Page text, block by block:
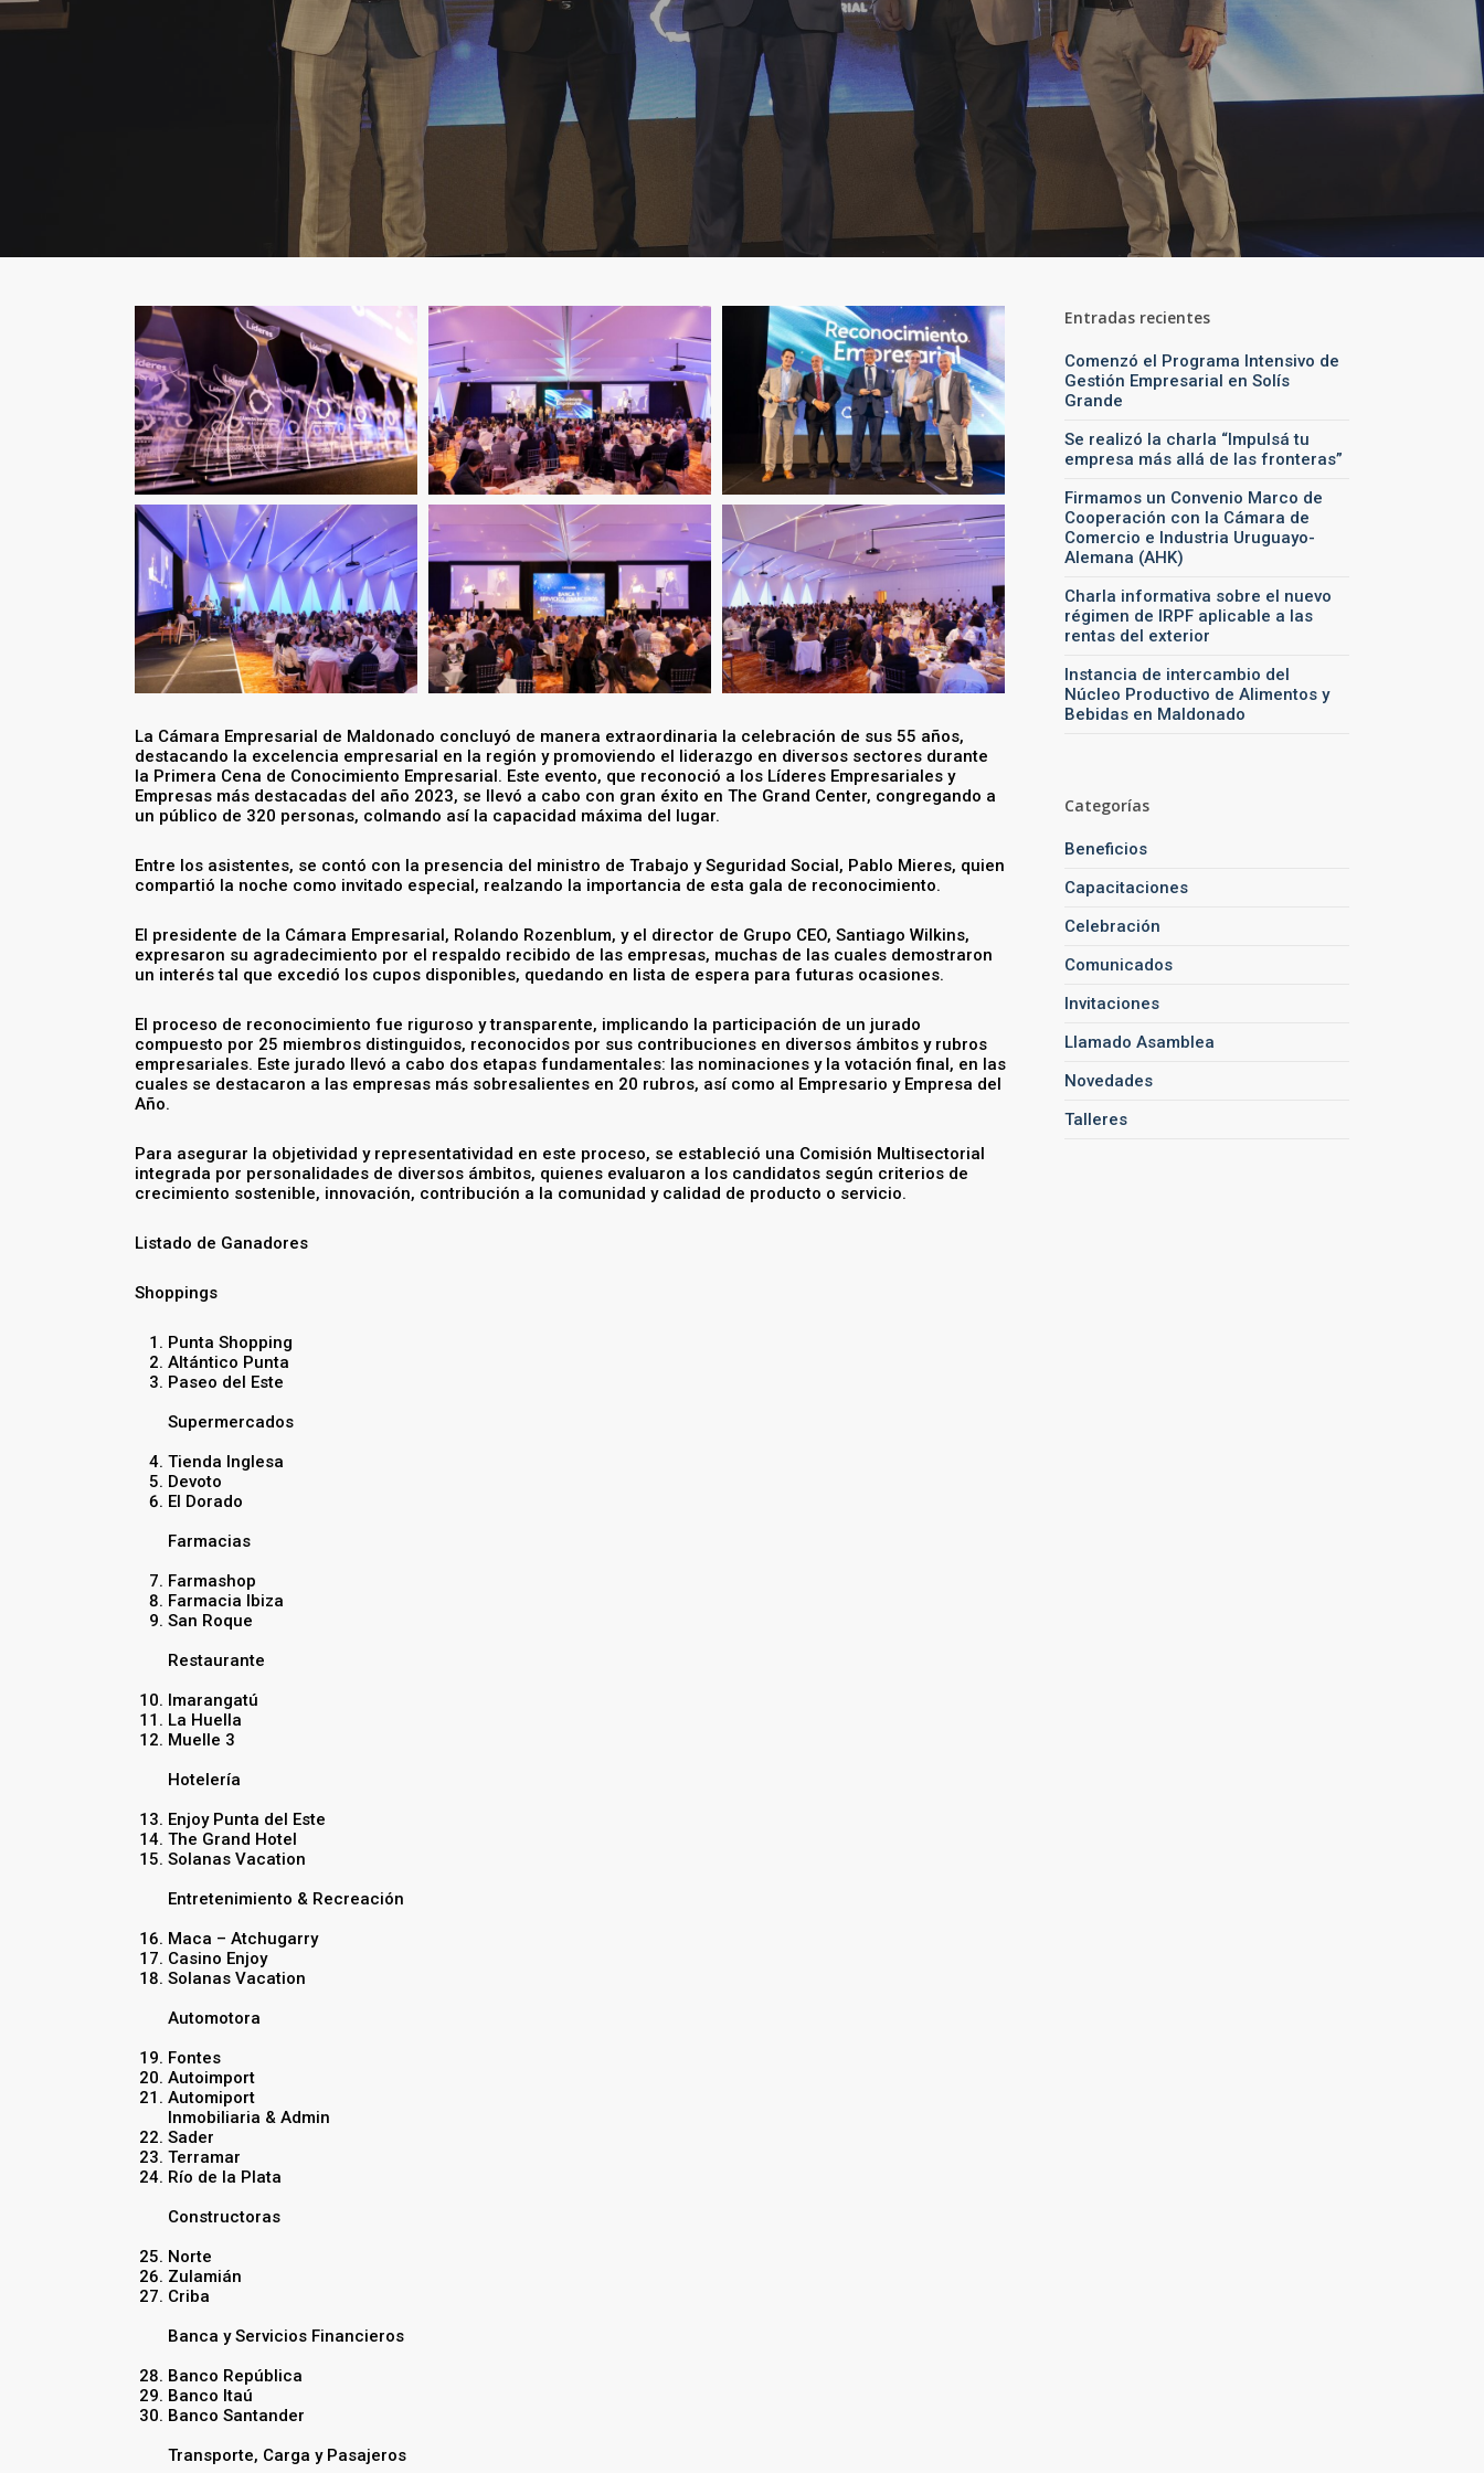
La Cámara Empresarial de Maldonado concluyó de manera extraordinaria la celebración de sus 55 años,
destacando la excelencia empresarial en la región y promoviendo el liderazgo en diversos sectores durante
la Primera Cena de Conocimiento Empresarial. Este evento, que reconoció a los Líderes Empresariales y
Empresas más destacadas del año 2023, se llevó a cabo con gran éxito en The Grand Center, congregando a
un público de 320 personas, colmando así la capacidad máxima del lugar.
Entre los asistentes, se contó con la presencia del ministro de Trabajo y Seguridad Social, Pablo Mieres, quien
compartió la noche como invitado especial, realzando la importancia de esta gala de reconocimiento.
El presidente de la Cámara Empresarial, Rolando Rozenblum, y el director de Grupo CEO, Santiago Wilkins,
expresaron su agradecimiento por el respaldo recibido de las empresas, muchas de las cuales demostraron
un interés tal que excedió los cupos disponibles, quedando en lista de espera para futuras ocasiones.
El proceso de reconocimiento fue riguroso y transparente, implicando la participación de un jurado
compuesto por 25 miembros distinguidos, reconocidos por sus contribuciones en diversos ámbitos y rubros
empresariales. Este jurado llevó a cabo dos etapas fundamentales: las nominaciones y la votación final, en las
cuales se destacaron a las empresas más sobresalientes en 20 rubros, así como al Empresario y Empresa del
Año.
Para asegurar la objetividad y representatividad en este proceso, se estableció una Comisión Multisectorial
integrada por personalidades de diversos ámbitos, quienes evaluaron a los candidatos según criterios de
crecimiento sostenible, innovación, contribución a la comunidad y calidad de producto o servicio.
Listado de Ganadores
Shoppings
Punta Shopping
Altántico Punta
Paseo del Este
Supermercados
Tienda Inglesa
Devoto
El Dorado
Farmacias
Farmashop
Farmacia Ibiza
San Roque
Restaurante
Imarangatú
La Huella
Muelle 3
Hotelería
Enjoy Punta del Este
The Grand Hotel
Solanas Vacation
Entretenimiento & Recreación
Maca – Atchugarry
Casino Enjoy
Solanas Vacation
Automotora
Fontes
Autoimport
Automiport
Inmobiliaria & Admin
Sader
Terramar
Río de la Plata
Constructoras
Norte
Zulamián
Criba
Banca y Servicios Financieros
Banco República
Banco Itaú
Banco Santander
Transporte, Carga y Pasajeros
Entradas recientes
Comenzó el Programa Intensivo de
Gestión Empresarial en Solís
Grande
Se realizó la charla “Impulsá tu
empresa más allá de las fronteras”
Firmamos un Convenio Marco de
Cooperación con la Cámara de
Comercio e Industria Uruguayo-
Alemana (AHK)
Charla informativa sobre el nuevo
régimen de IRPF aplicable a las
rentas del exterior
Instancia de intercambio del
Núcleo Productivo de Alimentos y
Bebidas en Maldonado
Categorías
Beneficios
Capacitaciones
Celebración
Comunicados
Invitaciones
Llamado Asamblea
Novedades
Talleres